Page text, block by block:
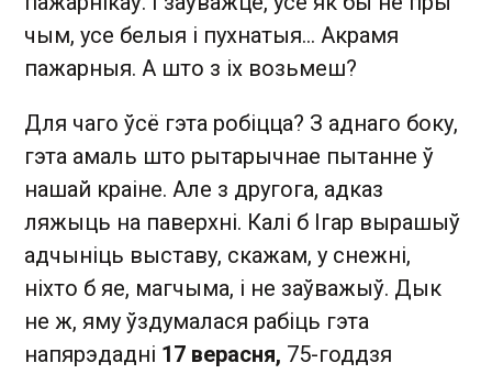
чым, усе белыя і пухнатыя... Акрамя
пажарныя. А што з іх возьмеш?
Для чаго ўсё гэта робіцца? З аднаго боку,
гэта амаль што рытарычнае пытанне ў
нашай краіне. Але з другога, адказ
ляжыць на паверхні. Калі б Ігар вырашыў
адчыніць выставу, скажам, у снежні,
ніхто б яе, магчыма, і не заўважыў. Дык
не ж, яму ўздумалася рабіць гэта
напярэдадні 17 верасня, 75-годдзя